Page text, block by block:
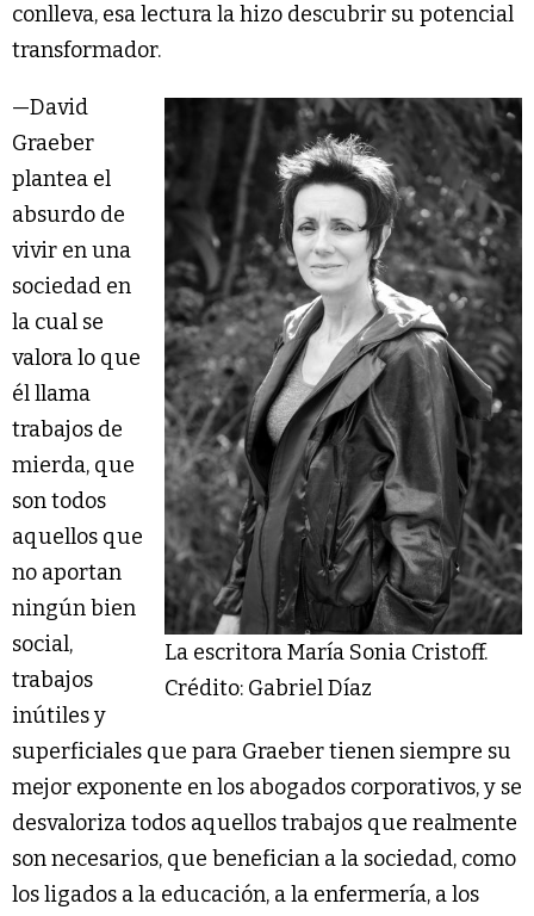
conlleva, esa lectura la hizo descubrir su potencial
transformador.
La escritora María Sonia Cristoff.
Crédito: Gabriel Díaz
—David
Graeber
plantea el
absurdo de
vivir en una
sociedad en
la cual se
valora lo que
él llama
trabajos de
mierda, que
son todos
aquellos que
no aportan
ningún bien
social,
trabajos
inútiles y
superficiales que para Graeber tienen siempre su
mejor exponente en los abogados corporativos, y se
desvaloriza todos aquellos trabajos que realmente
son necesarios, que benefician a la sociedad, como
los ligados a la educación, a la enfermería, a los